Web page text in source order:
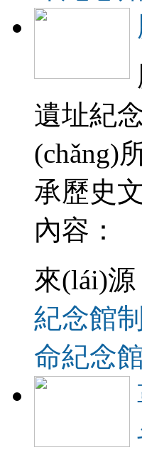
遺址紀
(chǎng)
承歷史文
內容：
來(lái)源
紀念館
命紀念